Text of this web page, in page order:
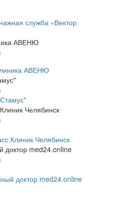
служба «Вектор
АВЕНЮ
АВЕНЮ
Челябинск
Клиник Челябинск
доктор med24.online
доктор med24.online